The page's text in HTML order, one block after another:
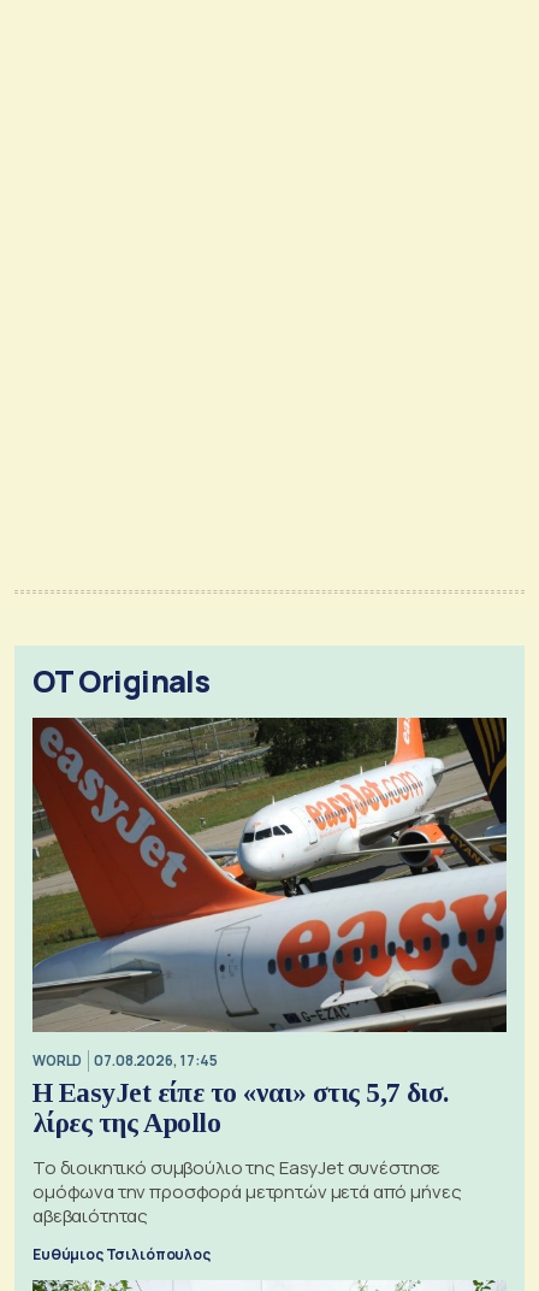
OT Originals
WORLD 07.08.2026, 17:45
Η EasyJet είπε το «ναι» στις 5,7 δισ.
λίρες της Apollo
Το διοικητικό συμβούλιο της EasyJet συνέστησε
ομόφωνα την προσφορά μετρητών μετά από μήνες
αβεβαιότητας
Ευθύμιος Τσιλιόπουλος